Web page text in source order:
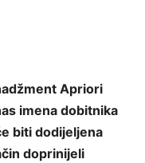
Apriori
imena dobitnika
biti dodijeljena
doprinijeli